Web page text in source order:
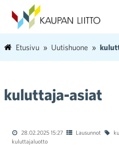
Etusivu Uutishuone
kuluttaja-asiat
28.02.2025 15:27 Lausunnot
kuluttajaluotto